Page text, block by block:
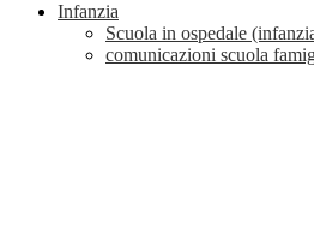
Infanzia
Scuola in ospedale
comunicazioni scuola